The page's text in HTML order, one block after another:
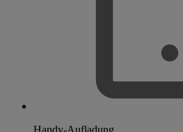
Handy-Aufladung